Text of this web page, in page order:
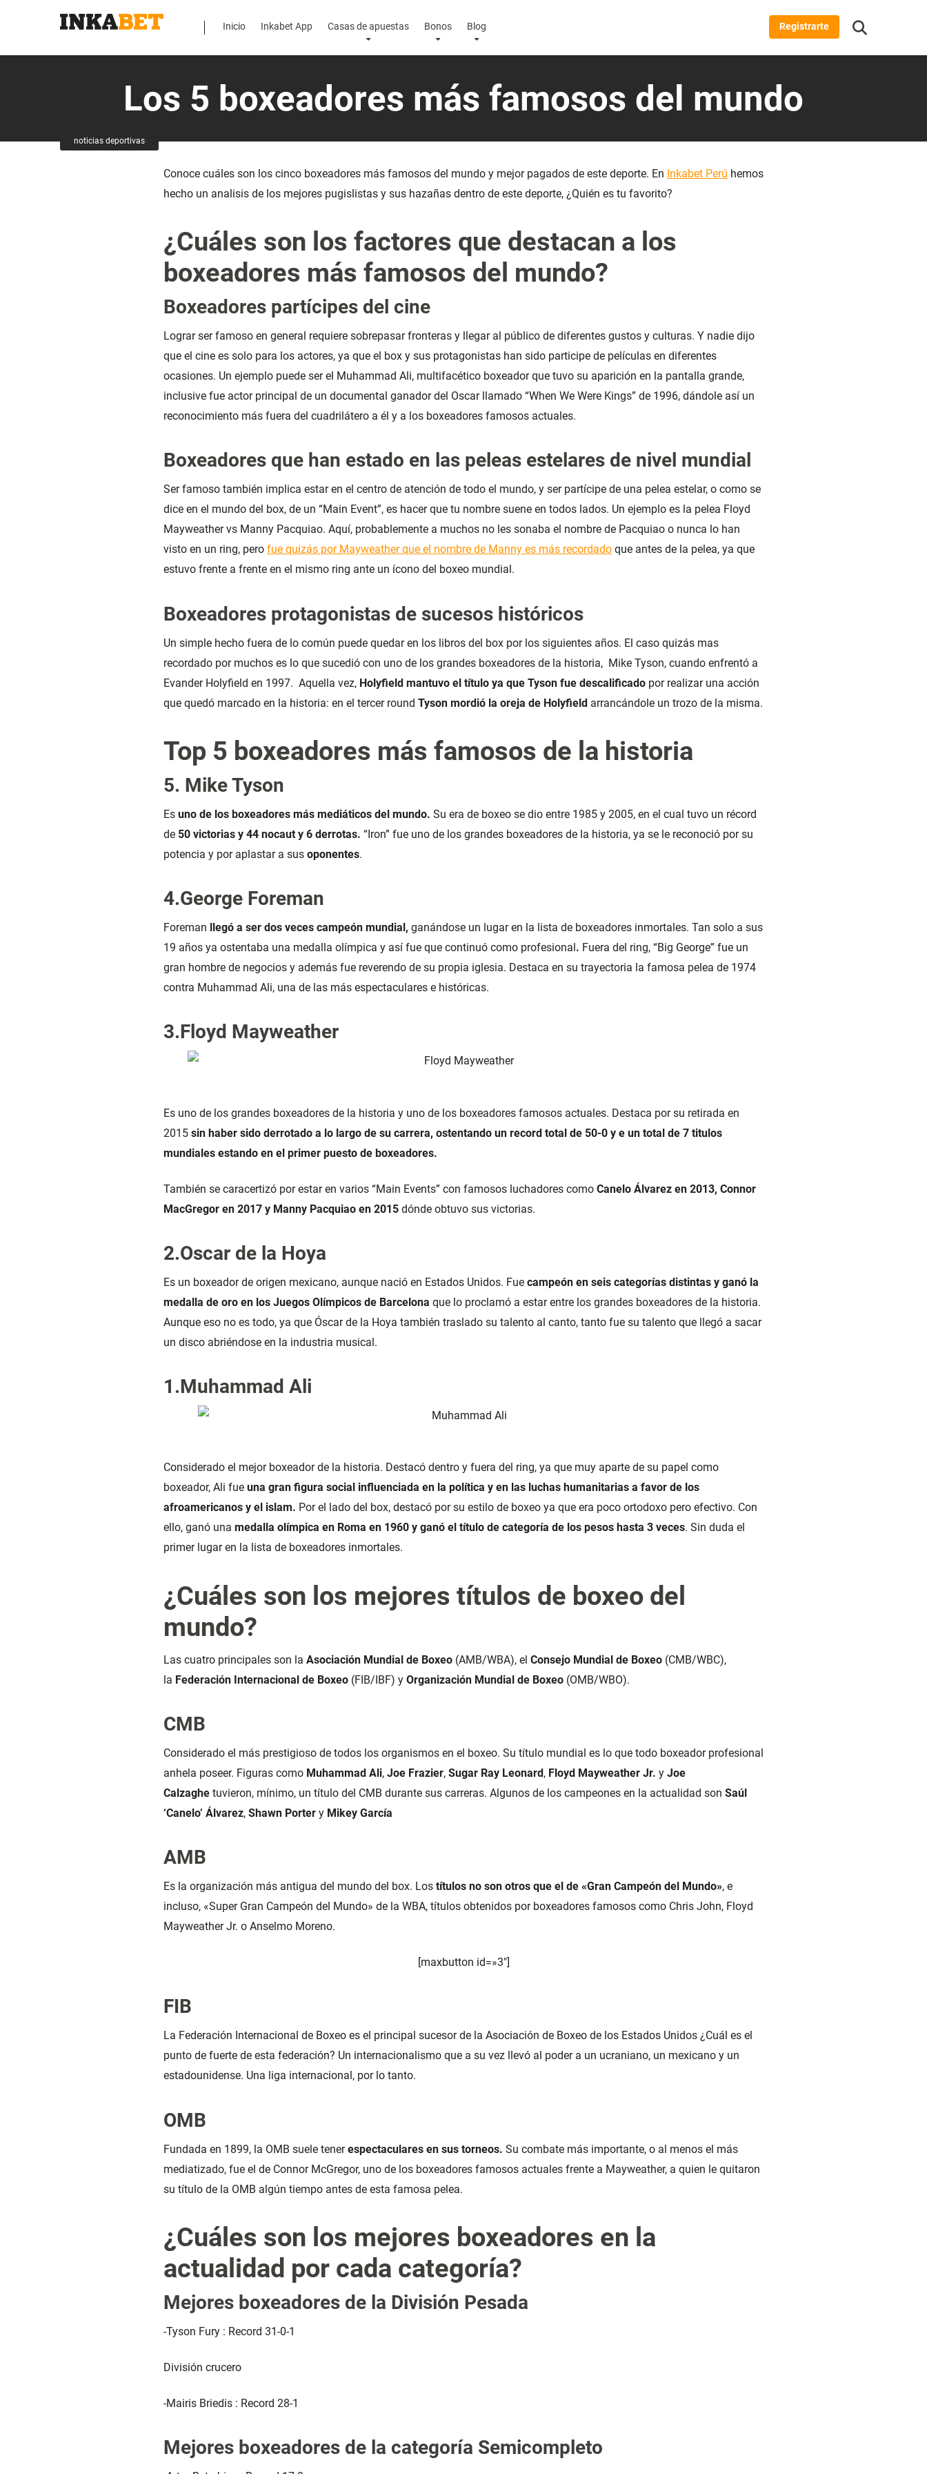
Inicio Inkabet App Casas de apuestas Bonos Blog Registrarte
Los 5 boxeadores más famosos del mundo
noticias deportivas
Conoce cuáles son los cinco boxeadores más famosos del mundo y mejor pagados de este deporte. En Inkabet Perú hemos
hecho un analisis de los mejores pugislistas y sus hazañas dentro de este deporte, ¿Quién es tu favorito?
¿Cuáles son los factores que destacan a los
boxeadores más famosos del mundo?
Boxeadores partícipes del cine
Lograr ser famoso en general requiere sobrepasar fronteras y llegar al público de diferentes gustos y culturas. Y nadie dijo
que el cine es solo para los actores, ya que el box y sus protagonistas han sido participe de películas en diferentes
ocasiones. Un ejemplo puede ser el Muhammad Ali, multifacético boxeador que tuvo su aparición en la pantalla grande,
inclusive fue actor principal de un documental ganador del Oscar llamado “When We Were Kings” de 1996, dándole así un
reconocimiento más fuera del cuadrilátero a él y a los boxeadores famosos actuales.
Boxeadores que han estado en las peleas estelares de nivel mundial
Ser famoso también implica estar en el centro de atención de todo el mundo, y ser partícipe de una pelea estelar, o como se
dice en el mundo del box, de un “Main Event”, es hacer que tu nombre suene en todos lados. Un ejemplo es la pelea Floyd
Mayweather vs Manny Pacquiao. Aquí, probablemente a muchos no les sonaba el nombre de Pacquiao o nunca lo han
visto en un ring, pero fue quizás por Mayweather que el nombre de Manny es más recordado que antes de la pelea, ya que
estuvo frente a frente en el mismo ring ante un ícono del boxeo mundial.
Boxeadores protagonistas de sucesos históricos
Un simple hecho fuera de lo común puede quedar en los libros del box por los siguientes años. El caso quizás mas
recordado por muchos es lo que sucedió con uno de los grandes boxeadores de la historia, Mike Tyson, cuando enfrentó a
Evander Holyfield en 1997. Aquella vez, Holyfield mantuvo el título ya que Tyson fue descalificado por realizar una acción
que quedó marcado en la historia: en el tercer round Tyson mordió la oreja de Holyfield arrancándole un trozo de la misma.
Top 5 boxeadores más famosos de la historia
5. Mike Tyson
Es uno de los boxeadores más mediáticos del mundo. Su era de boxeo se dio entre 1985 y 2005, en el cual tuvo un récord
de 50 victorias y 44 nocaut y 6 derrotas. “Iron” fue uno de los grandes boxeadores de la historia, ya se le reconoció por su
potencia y por aplastar a sus oponentes.
4.George Foreman
Foreman llegó a ser dos veces campeón mundial, ganándose un lugar en la lista de boxeadores inmortales. Tan solo a sus
19 años ya ostentaba una medalla olímpica y así fue que continuó como profesional. Fuera del ring, “Big George” fue un
gran hombre de negocios y además fue reverendo de su propia iglesia. Destaca en su trayectoria la famosa pelea de 1974
contra Muhammad Ali, una de las más espectaculares e históricas.
3.Floyd Mayweather
Es uno de los grandes boxeadores de la historia y uno de los boxeadores famosos actuales. Destaca por su retirada en
2015 sin haber sido derrotado a lo largo de su carrera, ostentando un record total de 50-0 y e un total de 7 titulos
mundiales estando en el primer puesto de boxeadores.
También se caracertizó por estar en varios “Main Events” con famosos luchadores como Canelo Álvarez en 2013, Connor
MacGregor en 2017 y Manny Pacquiao en 2015 dónde obtuvo sus victorias.
2.Oscar de la Hoya
Es un boxeador de origen mexicano, aunque nació en Estados Unidos. Fue campeón en seis categorías distintas y ganó la
medalla de oro en los Juegos Olímpicos de Barcelona que lo proclamó a estar entre los grandes boxeadores de la historia.
Aunque eso no es todo, ya que Óscar de la Hoya también traslado su talento al canto, tanto fue su talento que llegó a sacar
un disco abriéndose en la industria musical.
1.Muhammad Ali
Considerado el mejor boxeador de la historia. Destacó dentro y fuera del ring, ya que muy aparte de su papel como
boxeador, Ali fue una gran figura social influenciada en la política y en las luchas humanitarias a favor de los
afroamericanos y el islam. Por el lado del box, destacó por su estilo de boxeo ya que era poco ortodoxo pero efectivo. Con
ello, ganó una medalla olímpica en Roma en 1960 y ganó el título de categoría de los pesos hasta 3 veces. Sin duda el
primer lugar en la lista de boxeadores inmortales.
¿Cuáles son los mejores títulos de boxeo del
mundo?
Las cuatro principales son la Asociación Mundial de Boxeo (AMB/WBA), el Consejo Mundial de Boxeo (CMB/WBC),
la Federación Internacional de Boxeo (FIB/IBF) y Organización Mundial de Boxeo (OMB/WBO).
CMB
Considerado el más prestigioso de todos los organismos en el boxeo. Su título mundial es lo que todo boxeador profesional
anhela poseer. Figuras como Muhammad Ali, Joe Frazier, Sugar Ray Leonard, Floyd Mayweather Jr. y Joe
Calzaghe tuvieron, mínimo, un título del CMB durante sus carreras. Algunos de los campeones en la actualidad son Saúl
‘Canelo’ Álvarez, Shawn Porter y Mikey García
AMB
Es la organización más antigua del mundo del box. Los títulos no son otros que el de «Gran Campeón del Mundo», e
incluso, «Super Gran Campeón del Mundo» de la WBA, títulos obtenidos por boxeadores famosos como Chris John, Floyd
Mayweather Jr. o Anselmo Moreno.
[maxbutton id=»3″]
FIB
La Federación Internacional de Boxeo es el principal sucesor de la Asociación de Boxeo de los Estados Unidos ¿Cuál es el
punto de fuerte de esta federación? Un internacionalismo que a su vez llevó al poder a un ucraniano, un mexicano y un
estadounidense. Una liga internacional, por lo tanto.
OMB
Fundada en 1899, la OMB suele tenerespectaculares en sus torneos. Su combate más importante, o al menos el más
mediatizado, fue el de Connor McGregor, uno de los boxeadores famosos actuales frente a Mayweather, a quien le quitaron
su título de la OMB algún tiempo antes de esta famosa pelea.
¿Cuáles son los mejores boxeadores en la
actualidad por cada categoría?
Mejores boxeadores de la División Pesada
-Tyson Fury : Record 31-0-1
División crucero
-Mairis Briedis : Record 28-1
Mejores boxeadores de la categoría Semicompleto